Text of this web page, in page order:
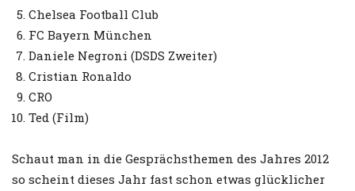
Chelsea Football Club
FC Bayern München
Daniele Negroni (DSDS Zweiter)
Cristian Ronaldo
CRO
Ted (Film)
Schaut man in die Gesprächsthemen des Jahres 2012
so scheint dieses Jahr fast schon etwas glücklicher